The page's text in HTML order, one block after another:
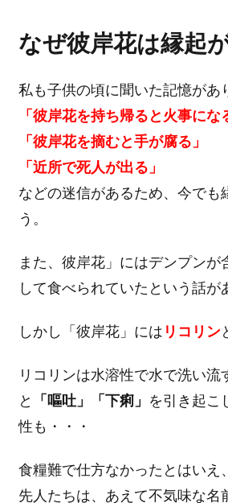
なぜ彼岸花は縁起
私も子供の頃に聞いた記憶があ
「彼岸花を持ち帰ると火事にな
「彼岸花を摘むと手が腐る」
「近所で死人が出る」
などの迷信があるため、今でも
う。
また、彼岸花」にはデンプン
して食べられていたという話が
しかし「彼岸花」には リコリン
リコリンは水溶性で水で洗い
と
「嘔吐」「下痢」 を引き起こ
性も・・・
食糧難で仕方なかったとはいえ
先人たちは、あえて不気味な名